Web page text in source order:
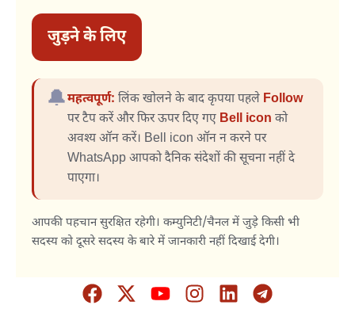
जुड़ने के लिए
🔔महत्वपूर्ण: लिंक खोलने के बाद कृपया पहले Follow
पर टैप करें और फिर ऊपर दिए गए Bell icon को
अवश्य ऑन करें। Bell icon ऑन न करने पर
WhatsApp आपको दैनिक संदेशों की सूचना नहीं दे
पाएगा।
आपकी पहचान सुरक्षित रहेगी। कम्युनिटी/चैनल में जुड़े किसी भी
सदस्य को दूसरे सदस्य के बारे में जानकारी नहीं दिखाई देगी।